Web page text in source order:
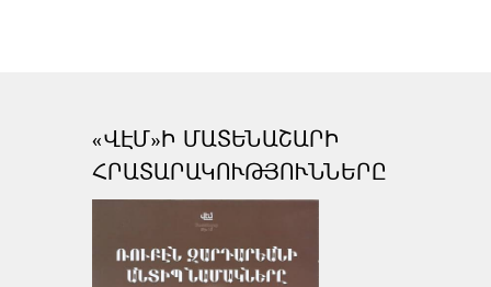
«ՎԷՄ»Ի ՄԱՏԵՆԱՇԱՐԻ
ՀՐԱՏԱՐԱԿՈՒԹՅՈՒՆՆԵՐԸ